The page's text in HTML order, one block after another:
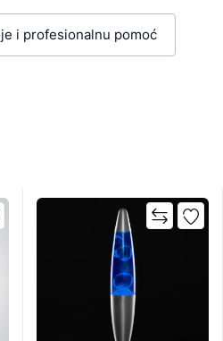
i profesionalnu pomoć